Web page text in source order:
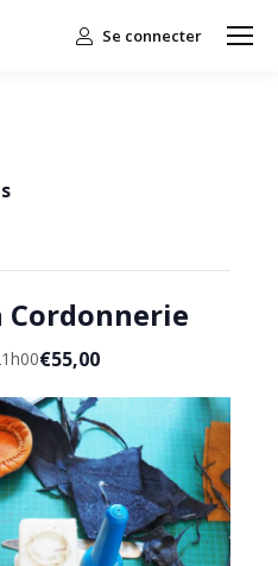
Se connecter
Cordonnerie
€55,00